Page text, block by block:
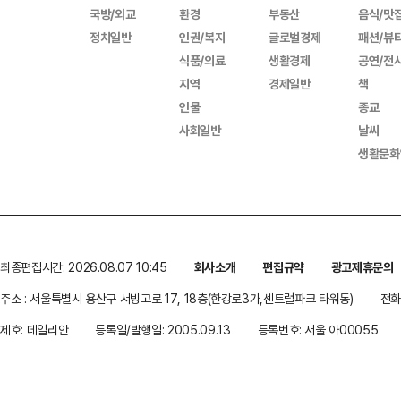
국방/외교
정치일반
환경
인권/복지
식품/의료
지역
인물
사회일반
부동산
글로벌경제
생활경제
경제일반
음식/맛
패션/뷰
공연/전
책
종교
날씨
생활문
최종편집시간: 2026.08.07 10:45 회사소개 편집규약
광고제휴문의
주소 : 서울특별시 용산구 서빙고로 17, 18층(한강로3가,센트럴파크 타워동)
전
제호: 데일리안
등록일/발행일: 2005.09.13 등록번호: 서울 아00055